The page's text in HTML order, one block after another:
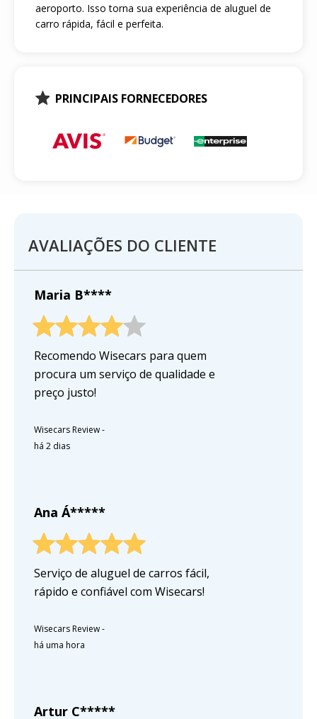
aeroporto. Isso torna sua experiência de aluguel de
carro rápida, fácil e perfeita.
PRINCIPAIS FORNECEDORES
AVALIAÇÕES DO CLIENTE
Maria B****
Recomendo Wisecars para quem
procura um serviço de qualidade e
preço justo!
Wisecars Review-
há 2 dias
Ana Á*****
Serviço de aluguel de carros fácil,
rápido e confiável com Wisecars!
Wisecars Review-
há uma hora
Artur C*****